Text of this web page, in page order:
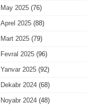
May 2025(76)
Aprel 2025(88)
Mart 2025(79)
Fevral 2025(96)
Yanvar 2025(92)
Dekabr 2024(68)
Noyabr 2024(48)